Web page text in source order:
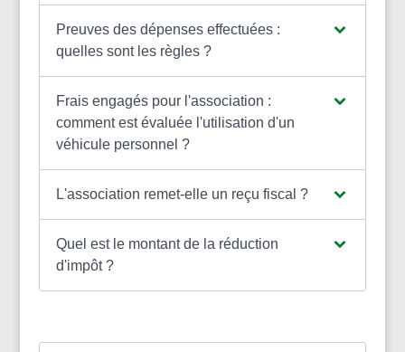
Preuves des dépenses effectuées :
quelles sont les règles ?
Frais engagés pour l'association :
comment est évaluée l'utilisation d'un
véhicule personnel ?
L'association remet-elle un reçu fiscal ?
Quel est le montant de la réduction
d'impôt ?